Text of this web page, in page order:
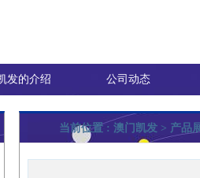
发的介绍 公司动态
当前位置 : 澳门凯发 > 产品